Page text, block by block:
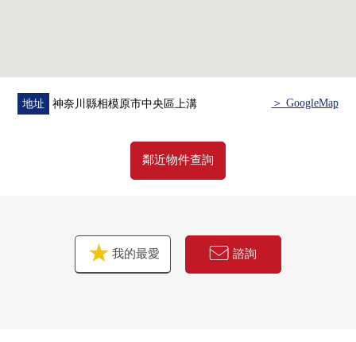
論。
出售、購買流程的向導
地址 神奈川縣相模原市中央區上溝 ＞ GoogleMap
鄰近物件查詢
我的最愛 諮詢